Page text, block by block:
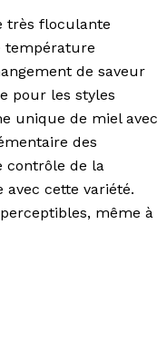
très floculante
température
de saveur
pour les styles
unique de miel avec
des
contrôle de la
cette variété.
même à